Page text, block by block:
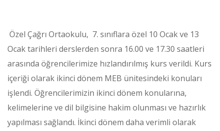
Özel Çağrı Ortaokulu, 7. sınıflara özel 10 Ocak ve 13
Ocak tarihleri derslerden sonra 16.00 ve 17.30 saatleri
arasında öğrencilerimize hızlandırılmış kurs verildi. Kurs
içeriği olarak ikinci dönem MEB ünitesindeki konuları
işlendi. Öğrencilerimizin ikinci dönem konularına,
kelimelerine ve dil bilgisine hakim olunması ve hazırlık
yapılması sağlandı. İkinci dönem daha verimli olarak